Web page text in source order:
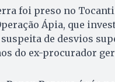
foi preso no
Ápia, que
de desvios
do ex-procurador